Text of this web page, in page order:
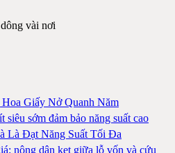
vài nơi
Giấy Nở Quanh Năm
siêu sớm đảm bảo năng suất cao
Là Đạt Năng Suất Tối Đa
nông dân kẹt giữa lỗ vốn và cứu